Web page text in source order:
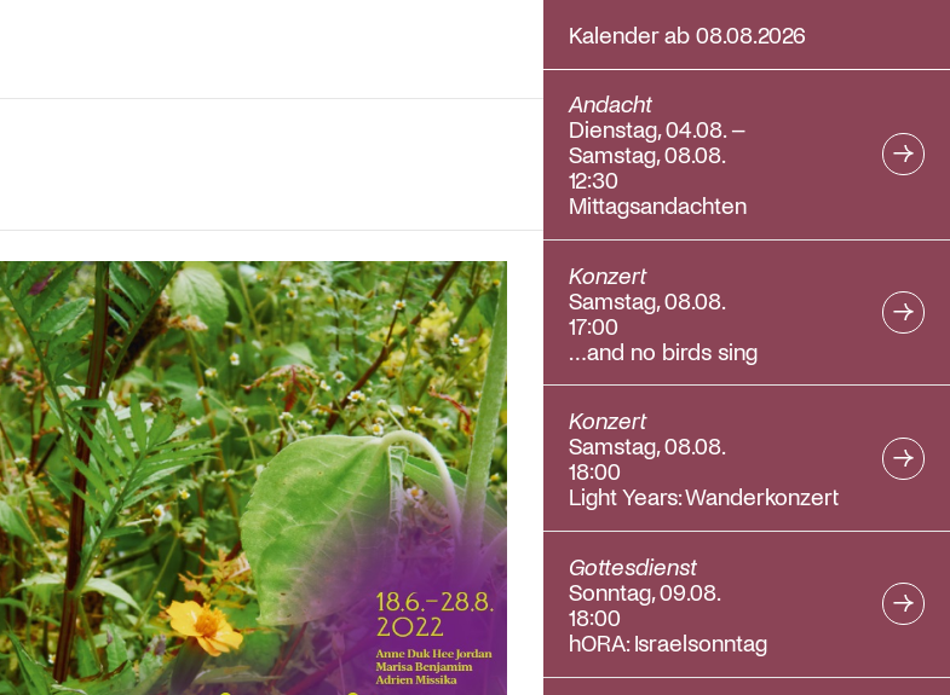
Kalender ab 08.08.2026
Andacht
Dienstag, 04.08. –
Samstag, 08.08.
12:30
Mittagsandachten
Konzert
Samstag, 08.08.
17:00
…and no birds sing
Konzert
Samstag, 08.08.
18:00
Light Years: Wanderkonzert
Gottesdienst
Sonntag, 09.08.
18:00
hORA: Israelsonntag